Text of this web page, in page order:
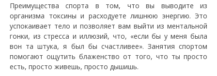
Преимущества спорта в том, что вы выводите из
организма токсины и расходуете лишнюю энергию. Это
успокаивает тело и позволяет вам выйти из ментальной
гонки, из стресса и иллюзий, что, «если бы у меня была
вон та штука, я был бы счастливее». Занятия спортом
помогают ощутить блаженство от того, что ты просто
есть, просто живешь, просто дышишь.